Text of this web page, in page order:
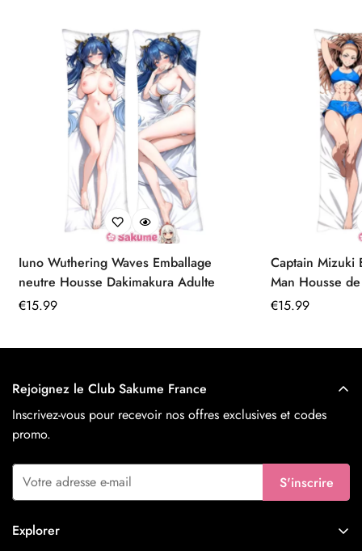
Iuno Wuthering Waves Emballage
neutre Housse Dakimakura Adulte
Prix
€15.99
Captain Mizuki
Man Housse de Dakimakura 160x50
Peau de Pêche
Prix
€15.99
Rejoignez le Club Sakume France
Inscrivez-vous pour recevoir nos offres exclusives et codes
promo.
S'inscrire
Explorer